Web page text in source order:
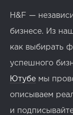
H&F —
бизнесе. Из
как выбирать
успешного
Ютубе мы
описываем
и